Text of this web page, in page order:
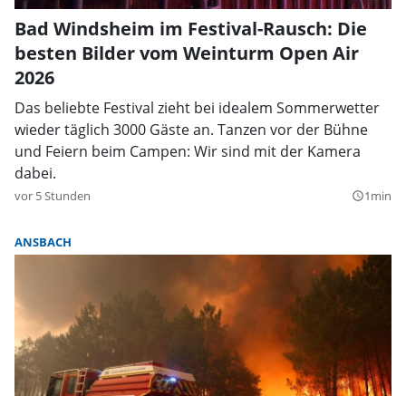
Bad Windsheim im Festival-Rausch: Die
besten Bilder vom Weinturm Open Air
2026
Das beliebte Festival zieht bei idealem Sommerwetter
wieder täglich 3000 Gäste an. Tanzen vor der Bühne
und Feiern beim Campen: Wir sind mit der Kamera
dabei.
vor 5 Stunden query_builder1min
ANSBACH